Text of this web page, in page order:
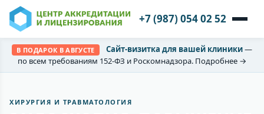
+7 (987) 054 02 52
В ПОДАРОК В АВГУСТЕ Сайт-визитка для вашей клиники—
по всем требованиям 152-ФЗ и Роскомнадзора. Подробнее →
ХИРУРГИЯ И ТРАВМАТОЛОГИЯ